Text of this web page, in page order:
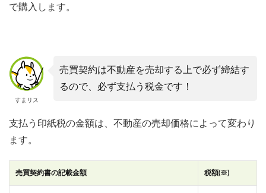
で購入します。
すまリス
売買契約は不動産を売却する上で必ず締結す
るので、必ず支払う税金です！
支払う印紙税の金額は、不動産の売却価格によって変わり
ます。
売買契約書の記載金額 税額(※)